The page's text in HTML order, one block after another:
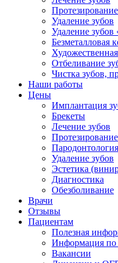
Удаление зубов
Удаление зубов
Безметалловая
Отбеливание
Чистка зубов,
Наши работы
Цены
Имплантация
Брекеты
Лечение зубов
Пародонтология
Удаление зубов
Эстетика
Диагностика
Обезболивание
Врачи
Отзывы
Пациентам
Полезная
Информация по
Вакансии